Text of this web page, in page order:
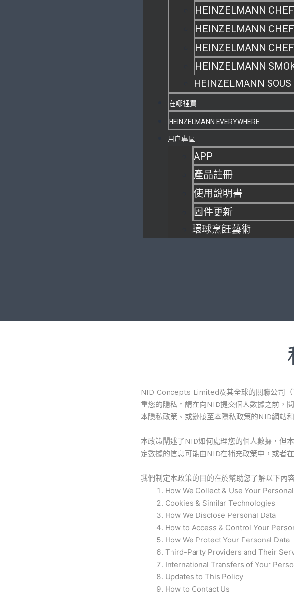
HEINZELMANN
HEINZELMANN
HEINZELMANN
HEINZELMANN
HEINZELMANN
在哪裡買
HEINZELMANN EVERYWHERE
用户專區
APP
產品註冊
使用說明書
固件更新
環球烹飪藝術
NID Concepts Limited及其全球的關聯公司（
重您的隱私。請在向NID提交個人數據之前，
本隱私政策、或鏈接至本隱私政策的NID網站
本政策闡述了NID如何處理您的個人數據，但
定數據的信息可能由NID在補充政策中，或者
我們制定本政策的目的在於幫助您了解以下內容
How We Collect & Use Your
Cookies & Similar Technologies
How We Disclose Personal Data
How to Access & Control Your
How We Protect Your Personal Data
Third-Party Providers and Their
International Transfers of Your
Updates to This Policy
How to Contact Us